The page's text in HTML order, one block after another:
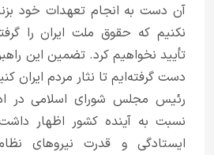
آن دست به انجام تعهدات خود
نکنیم که حقوق ملت ایران را
تأیید نخواهیم کرد. تضمین این
دست گرفته‌ایم تا نثار مردم ایران
رئیس مجلس شورای اسلامی در
نسبت به آینده کشور اظهار
ایستادگی و قدرت نیروهای